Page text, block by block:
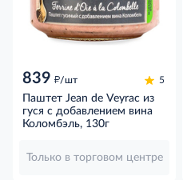
839 д/шт 5
Паштет Jean de Veyrac из
гуся с добавлением вина
Коломбэль, 130г
Только в торговом центре